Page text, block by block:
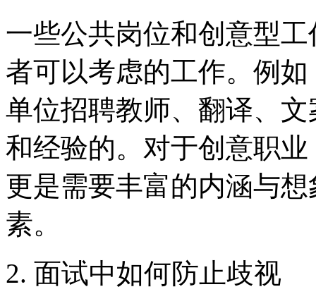
一些公共岗位和创意型
者可以考虑的工作。例
单位招聘教师、翻译、
和经验的。对于创意职
更是需要丰富的内涵与
素。
2. 面试中如何防止歧视